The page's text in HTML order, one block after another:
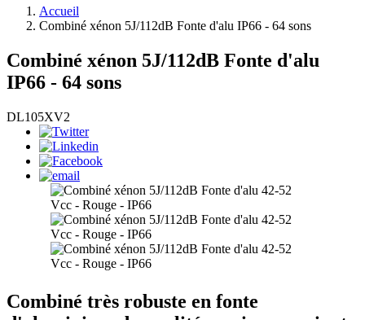
Accueil
Combiné xénon 5J/112dB Fonte d'alu IP66 - 64 sons
Combiné xénon 5J/112dB Fonte d'alu
IP66 - 64 sons
DL105XV2
Combiné très robuste en fonte